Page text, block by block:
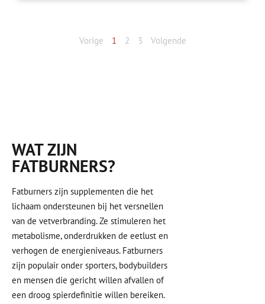
Vorige 1 2 3 Volgende
WAT ZIJN
FATBURNERS?
Fatburners zijn supplementen die het
lichaam ondersteunen bij het versnellen
van de vetverbranding. Ze stimuleren het
metabolisme, onderdrukken de eetlust en
verhogen de energieniveaus. Fatburners
zijn populair onder sporters, bodybuilders
en mensen die gericht willen afvallen of
een droog spierdefinitie willen bereiken.